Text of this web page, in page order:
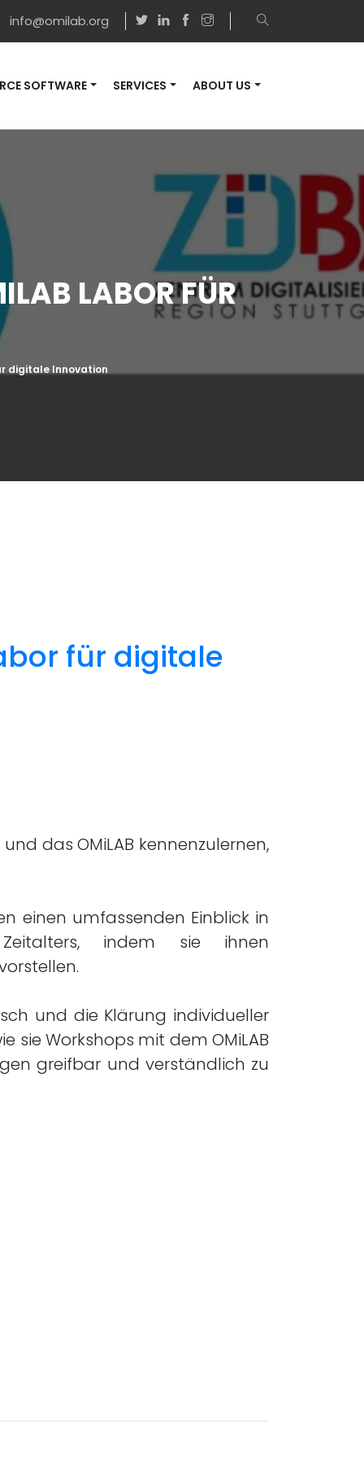
info@omilab.org
SOFTWARE SERVICES ABOUT US
LABOR FÜR
digitale Innovation
für digitale
das OMiLAB kennenzulernen,
einen umfassenden Einblick in
indem sie ihnen
und die Klärung individueller
sie Workshops mit dem OMiLAB
greifbar und verständlich zu